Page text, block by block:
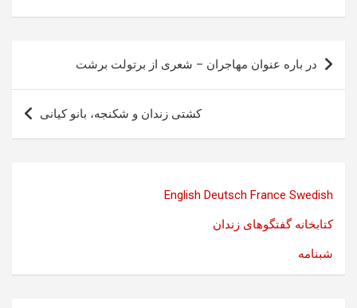
راهبری
نوشته
در باره عنوان مهاجران – شعری از برتولت برشت
کشتی زندان و شکنجه، بانو کیانی
English Deutsch France Swedish
کتابخانه گفتگوهای زندان
شبنامه